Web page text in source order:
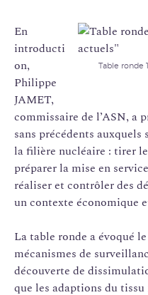
Table ronde
En
introducti
on,
Philippe
JAMET,
commissaire de l’ASN, a
sans précédents
la filière nucléaire : tirer
préparer la mise en
réaliser et contrôler des
un contexte économique
La table ronde a évoqué
mécanismes de
découverte de
que les adaptions du